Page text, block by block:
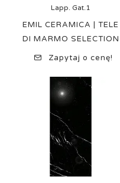
Lapp. Gat.1
EMIL CERAMICA | TELE
DI MARMO SELECTION
Zapytaj o cenę!